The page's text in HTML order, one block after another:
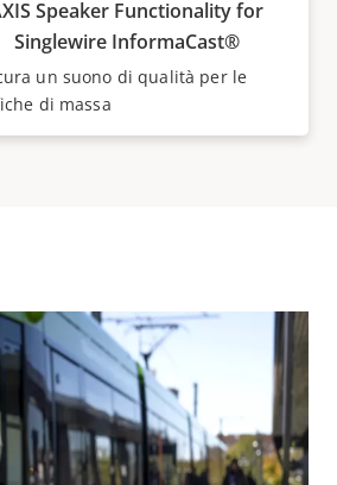
Speaker Functionality for
Singlewire InformaCast®
un suono di qualità per le
di massa